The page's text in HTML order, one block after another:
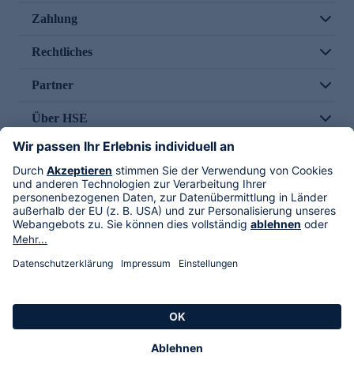
Zahlung
Rechtliches
Partner
Über HSE
Im TV
HSE International